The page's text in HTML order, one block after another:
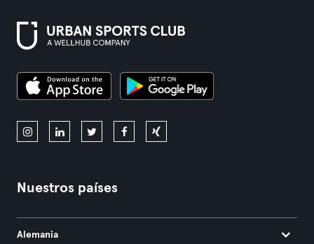
Nuestros países
Alemania